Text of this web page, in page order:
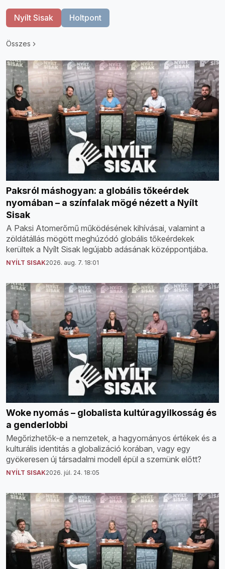
Nyílt Sisak Holtpont
Összes
Paksról máshogyan: a globális tőkeérdek
nyomában – a színfalak mögé nézett a Nyílt
Sisak
A Paksi Atomerőmű működésének kihívásai, valamint a
zöldátállás mögött meghúzódó globális tőkeérdekek
kerültek a Nyílt Sisak legújabb adásának középpontjába.
NYÍLT SISAK2026. aug. 7. 18:01
Woke nyomás – globalista kultúragyilkosság és
a genderlobbi
Megőrizhetők-e a nemzetek, a hagyományos értékek és a
kulturális identitás a globalizáció korában, vagy egy
gyökeresen új társadalmi modell épül a szemünk előtt?
NYÍLT SISAK2026. júl. 24. 18:05